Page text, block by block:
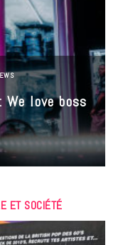
We love boss
ET SOCIÉTÉ